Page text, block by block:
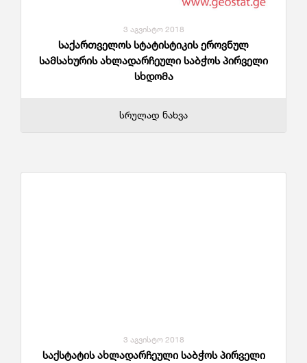
3 აგვისტო 2018
საქართველოს სტატისტიკის ეროვნულ
სამსახურის ახლადარჩეული საბჭოს პირველი
სხდომა
სრულად ნახვა
3 აგვისტო 2018
საქსტატის ახლადარჩეული საბჭოს პირველი